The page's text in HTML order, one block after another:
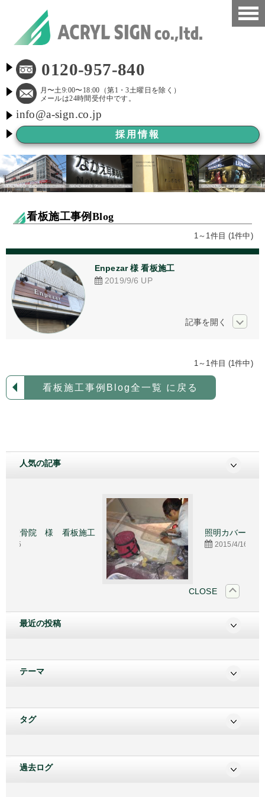
看板施工事例
会社概要
LED看板
看板施工ブログ
よくある質問
京都市新景観条例
看板Before After
アクリル加工
看板デザイン
採用情報
0120-957-840
月〜土9:00〜18:00（第1・3土曜日を除く）
メールは24時間受付中です。
info@a-sign.co.jp
採用情報
看板施工事例Blog
1～1件目 (1件中)
Enpezar 様 看板施工
2019/9/6 UP
1～1件目 (1件中)
看板施工事例Blog全一覧 に戻る
人気の記事
看板施工 照明カバーのアクリル板
2015/4/16
CLOSE
最近の投稿
テーマ
タグ
過去ログ